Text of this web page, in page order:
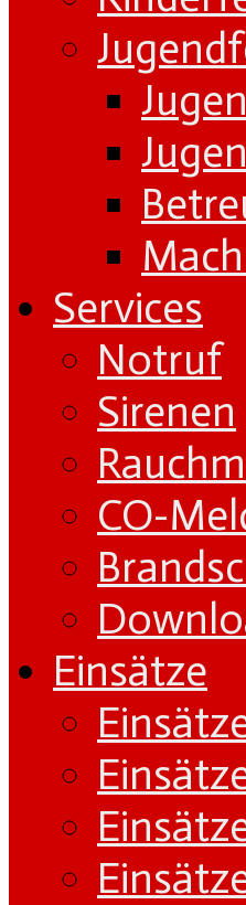
Services
Notruf
Sirenen
CO-
Einsätze